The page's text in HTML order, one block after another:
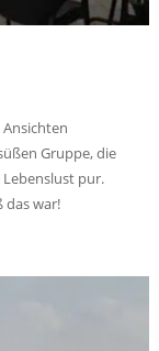
Gruppe, die
Lebenslust pur.
das war!